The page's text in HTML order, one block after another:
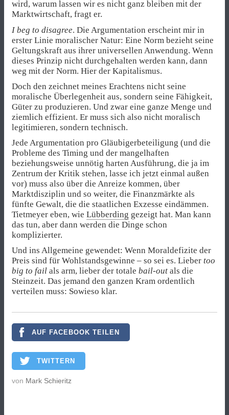
wird, warum lassen wir es nicht ganz bleiben mit der
Marktwirtschaft, fragt er.
I beg to disagree. Die Argumentation erscheint mir in
erster Linie moralischer Natur: Eine Norm bezieht seine
Geltungskraft aus ihrer universellen Anwendung. Wenn
dieses Prinzip nicht durchgehalten werden kann, dann
weg mit der Norm. Hier der Kapitalismus.
Doch den zeichnet meines Erachtens nicht seine
moralische Überlegenheit aus, sondern seine Fähigkeit,
Güter zu produzieren. Und zwar eine ganze Menge und
ziemlich effizient. Er muss sich also nicht moralisch
legitimieren, sondern technisch.
Jede Argumentation pro Gläubigerbeteiligung (und die
Probleme des Timing und der mangelhaften
beziehungsweise unnötig harten Ausführung, die ja im
Zentrum der Kritik stehen, lasse ich jetzt einmal außen
vor) muss also über die Anreize kommen, über
Marktdisziplin und so weiter, die Finanzmärkte als
fünfte Gewalt, die die staatlichen Exzesse eindämmen.
Tietmeyer eben, wie Lübberding gezeigt hat. Man kann
das tun, aber dann werden die Dinge schon
komplizierter.
Und ins Allgemeine gewendet: Wenn Moraldefizite der
Preis sind für Wohlstandsgewinne – so sei es. Lieber too
big to fail als arm, lieber der totale bail-out als die
Steinzeit. Das jemand den ganzen Kram ordentlich
verteilen muss: Sowieso klar.
AUF FACEBOOK TEILEN
TWITTERN
von Mark Schieritz